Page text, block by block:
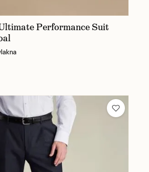
Performance Suit